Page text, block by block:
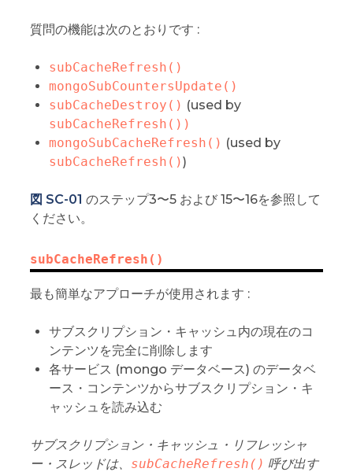
質問の機能は次のとおりです :
subCacheRefresh()
mongoSubCountersUpdate()
subCacheDestroy() (used by
subCacheRefresh())
mongoSubCacheRefresh() (used by
subCacheRefresh())
図 SC-01 のステップ3〜5 および 15〜16を参照して
ください。
subCacheRefresh()
最も簡単なアプローチが使用されます :
サブスクリプション・キャッシュ内の現在のコ
ンテンツを完全に削除します
各サービス (mongo データベース) のデータベ
ース・コンテンツからサブスクリプション・キ
ャッシュを読み込む
サブスクリプション・キャッシュ・リフレッシャ
ー・スレッドは、 subCacheRefresh() 呼び出す